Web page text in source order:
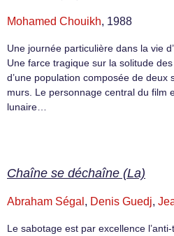
Mohamed Chouikh, 1988
Une journée particulière dans la vie
Une farce tragique sur la solitude
d’une population composée de deux
murs. Le personnage central du film
lunaire…
Chaîne se déchaîne (La)
Abraham Ségal , Denis Guedj,
Le sabotage est par excellence